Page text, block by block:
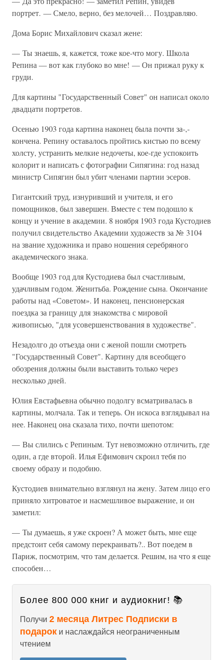
портрет. — Смело, верно, без мелочей… Поздравляю.
Дома Борис Михайлович сказал жене:
— Ты знаешь, я, кажется, тоже кое-что могу. Школа
Репина — вот как глубоко во мне! — Он прижал руку к
груди.
Для картины "Государственный Совет" он написал около
двадцати портретов.
Осенью 1903 года картина наконец была почти за-,-
кончена. Репину оставалось пройтись кистью по всему
холсту, устранить мелкие недочеты, кое-где успокоить
колорит и написать с фотографии Сипягина: год назад
министр Сипягин был убит членами партии эсеров.
Гигантский труд, изнуривший и учителя, и его
помощников, был завершен. Вместе с тем подошло к
концу и учение в академии. 8 ноября 1903 года Кустодиев
получил свидетельство Академии художеств за № 3104
на звание художника и право ношения серебряного
академического знака.
Вообще 1903 год для Кустодиева был счастливым,
удачливым годом. Женитьба. Рождение сына. Окончание
работы над «Советом». И наконец, пенсионерская
поездка за границу для знакомства с мировой
живописью, "для усовершенствования в художестве".
Незадолго до отъезда они с женой пошли смотреть
"Государственный Совет". Картину для всеобщего
обозрения должны были выставить только через
несколько дней.
Юлия Евстафьевна обычно подолгу всматривалась в
картины, молчала. Так и теперь. Он искоса взглядывал на
нее. Наконец она сказала тихо, почти шепотом:
— Вы слились с Репиным. Тут невозможно отличить, где
один, а где второй. Илья Ефимович скроил тебя по
своему образу и подобию.
Кустодиев внимательно взглянул на жену. Затем лицо его
приняло хитроватое и насмешливое выражение, и он
заметил:
— Ты думаешь, я уже скроен? А может быть, мне еще
предстоит себя самому перекраивать?.. Вот поедем в
Париж, посмотрим, что там делается. Решим, на что я еще
способен…
Более 800 000 книг и аудиокниг! 📚
Получи 2 месяца Литрес Подписки в
подарок и наслаждайся неограниченным
чтением